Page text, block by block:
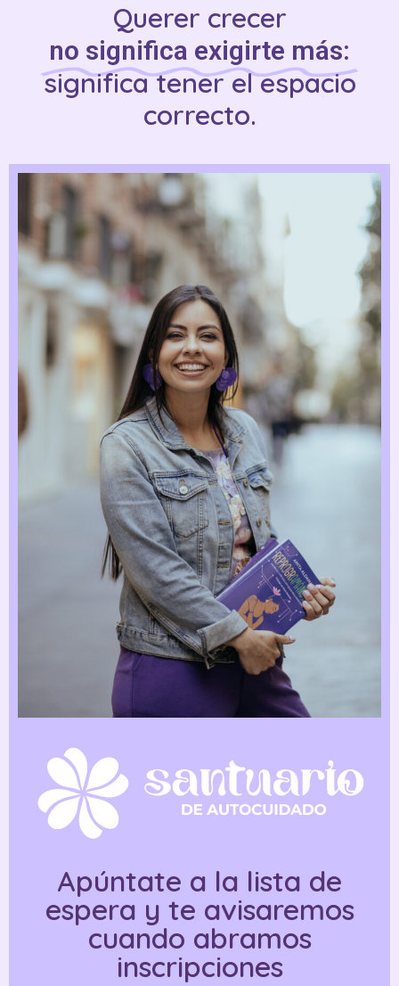
Querer crecer
no significa exigirte más:
significa tener el espacio
correcto.
Apúntate a la lista de
espera y te avisaremos
cuando abramos
inscripciones